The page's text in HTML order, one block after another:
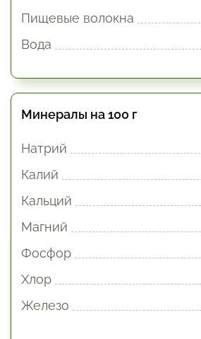
Пищевые волокна
Вода
Минералы на 100 г
Натрий
Калий
Кальций
Магний
Фосфор
Хлор
Железо